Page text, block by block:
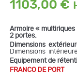
1103,00 €
Armoire « multiriques
2 portes.
Dimensions
Dimensions
Equipement de
FRANCO DE PORT